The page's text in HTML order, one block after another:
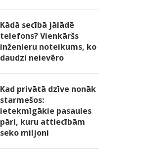
Kādā secībā jālādē
telefons? Vienkāršs
inženieru noteikums, ko
daudzi neievēro
Kad privātā dzīve nonāk
starmešos:
ietekmīgākie pasaules
pāri, kuru attiecībām
seko miljoni